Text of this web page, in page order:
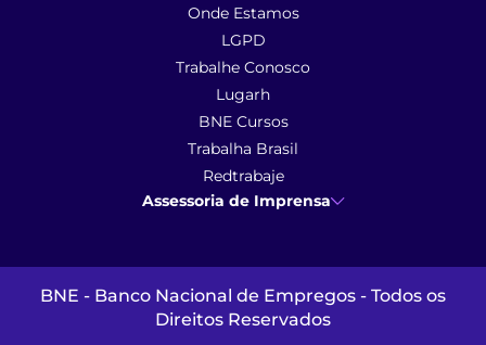
Onde Estamos
LGPD
Trabalhe Conosco
Lugarh
BNE Cursos
Trabalha Brasil
Redtrabaje
Assessoria de Imprensa
(41) 9 9102-1413
BNE - Banco Nacional de Empregos - Todos os
Direitos Reservados